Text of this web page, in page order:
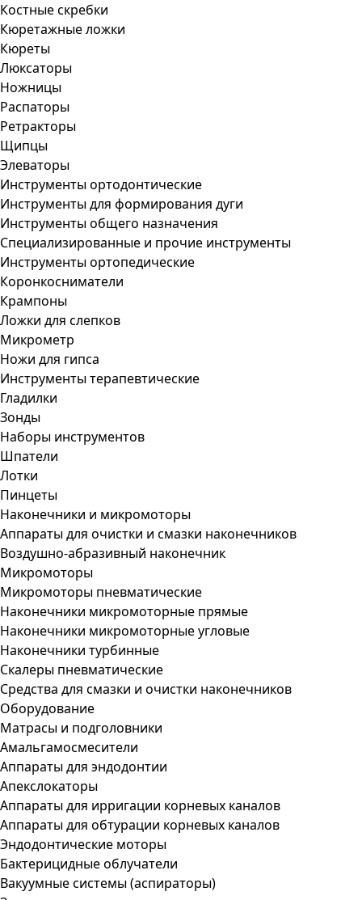
Костные скребки
Кюретажные ложки
Кюреты
Люксаторы
Ножницы
Распаторы
Ретракторы
Щипцы
Элеваторы
Инструменты ортодонтические
Инструменты для формирования дуги
Инструменты общего назначения
Специализированные и прочие инструменты
Инструменты ортопедические
Коронкосниматели
Крампоны
Ложки для слепков
Микрометр
Ножи для гипса
Инструменты терапевтические
Гладилки
Зонды
Наборы инструментов
Шпатели
Лотки
Пинцеты
Наконечники и микромоторы
Аппараты для очистки и смазки наконечников
Воздушно-абразивный наконечник
Микромоторы
Микромоторы пневматические
Наконечники микромоторные прямые
Наконечники микромоторные угловые
Наконечники турбинные
Скалеры пневматические
Средства для смазки и очистки наконечников
Оборудование
Матрасы и подголовники
Амальгамосмесители
Аппараты для эндодонтии
Апекслокаторы
Аппараты для ирригации корневых каналов
Аппараты для обтурации корневых каналов
Эндодонтические моторы
Бактерицидные облучатели
Вакуумные системы (аспираторы)